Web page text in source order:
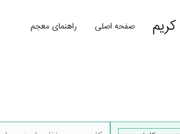
صفحه اصلی راهنمای معجم